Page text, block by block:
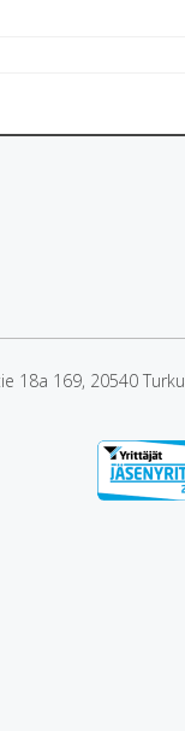
18a 169, 20540 Turku